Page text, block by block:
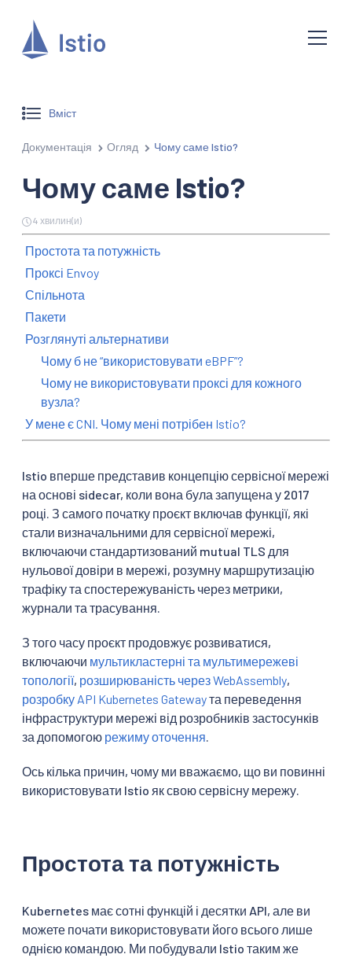
Вміст
Документація Огляд Чому саме Istio?
Чому саме Istio?
4 хвилин(и)
Простота та потужність
Проксі Envoy
Спільнота
Пакети
Розглянуті альтернативи
Чому б не “використовувати eBPF”?
Чому не використовувати проксі для кожного
вузла?
У мене є CNI. Чому мені потрібен Istio?
Istio вперше представив концепцію сервісної мережі
на основі sidecar, коли вона була запущена у 2017
році. З самого початку проєкт включав функції, які
стали визначальними для сервісної мережі,
включаючи стандартизований mutual TLS для
нульової довіри в мережі, розумну маршрутизацію
трафіку та спостережуваність через метрики,
журнали та трасування.
З того часу проєкт продовжує розвиватися,
включаючи мультикластерні та мультимережеві
топології, розширюваність через WebAssembly,
розробку API Kubernetes Gatewayта переведення
інфраструктури мережі від розробників застосунків
за допомогою режиму оточення
Ось кілька причин, чому ми вважаємо, що ви повинні
використовувати Istio як свою сервісну мережу.
Простота та потужність
Kubernetes має сотні функцій і десятки API, але ви
можете почати використовувати його всього лише
однією командою. Ми побудували Istio таким же